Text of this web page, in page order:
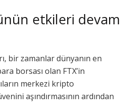
etkileri devam
bir zamanlar dünyanın en
borsası olan FTX’in
merkezi kripto
aşındırmasının ardından